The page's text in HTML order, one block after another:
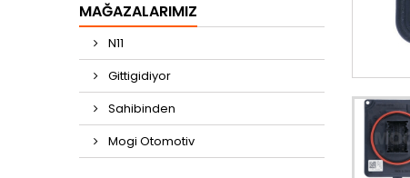
MAĞAZALARIMIZ
N11
Gittigidiyor
Sahibinden
Mogi Otomotiv